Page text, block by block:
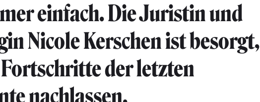
einfach. Die Juristin und
Nicole Kerschen ist besorgt,
der letzten
nachlassen.